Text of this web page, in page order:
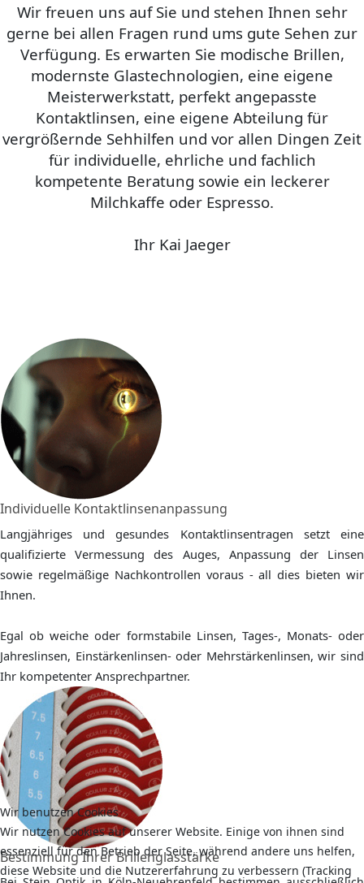
Wir freuen uns auf Sie und stehen Ihnen sehr
gerne bei allen Fragen rund ums gute Sehen zur
Verfügung. Es erwarten Sie modische Brillen,
modernste Glastechnologien, eine eigene
Meisterwerkstatt, perfekt angepasste
Kontaktlinsen, eine eigene Abteilung für
vergrößernde Sehhilfen und vor allen Dingen Zeit
für individuelle, ehrliche und fachlich
kompetente Beratung sowie ein leckerer
Milchkaffe oder Espresso.
Ihr Kai Jaeger
Individuelle Kontaktlinsenanpassung
Langjähriges und gesundes Kontaktlinsentragen setzt eine
qualifizierte Vermessung des Auges, Anpassung der Linsen
sowie regelmäßige Nachkontrollen voraus - all dies bieten wir
Ihnen.
Egal ob weiche oder formstabile Linsen, Tages-, Monats- oder
Jahreslinsen, Einstärkenlinsen- oder Mehrstärkenlinsen, wir sind
Ihr kompetenter Ansprechpartner.
Bestimmung Ihrer Brillenglasstärke
Wir benutzen Cookies
Wir nutzen Cookies auf unserer Website. Einige von ihnen sind
essenziell für den Betrieb der Seite, während andere uns helfen,
diese Website und die Nutzererfahrung zu verbessern (Tracking